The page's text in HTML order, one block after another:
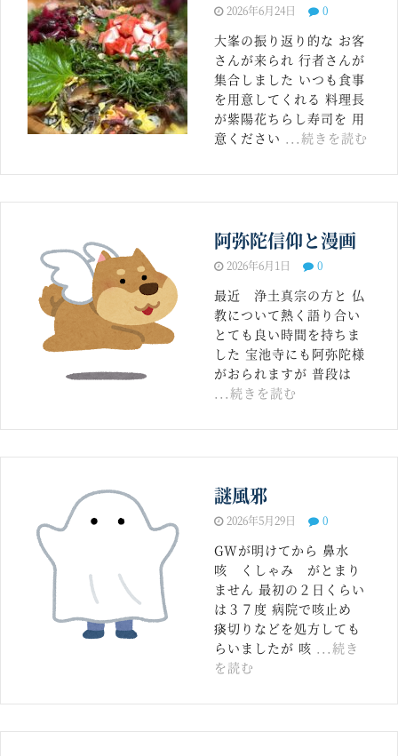
2026年6月24日 0
大峯の振り返り的な お客
さんが来られ 行者さんが
集合しました いつも食事
を用意してくれる 料理長
が紫陽花ちらし寿司を 用
意ください ...続きを読む
阿弥陀信仰と漫画
2026年6月1日 0
最近 浄土真宗の方と 仏
教について熱く語り合い
とても良い時間を持ちま
した 宝池寺にも阿弥陀様
がおられますが 普段は
...続きを読む
謎風邪
2026年5月29日 0
GWが明けてから 鼻水
咳 くしゃみ がとまり
ません 最初の２日くらい
は３７度 病院で咳止め
痰切りなどを処方しても
らいましたが 咳 ...続き
を読む